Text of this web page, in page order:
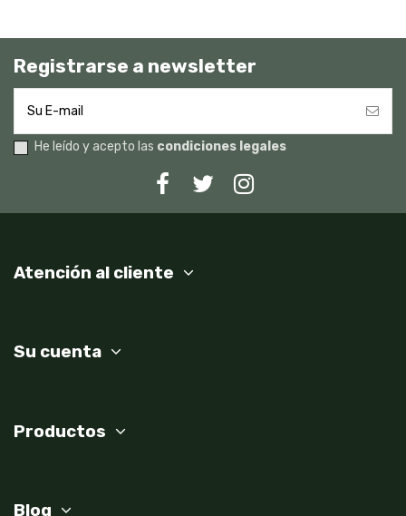
Registrarse a newsletter
He leído y acepto las condiciones legales
Atención al cliente
Su cuenta
Productos
Blog